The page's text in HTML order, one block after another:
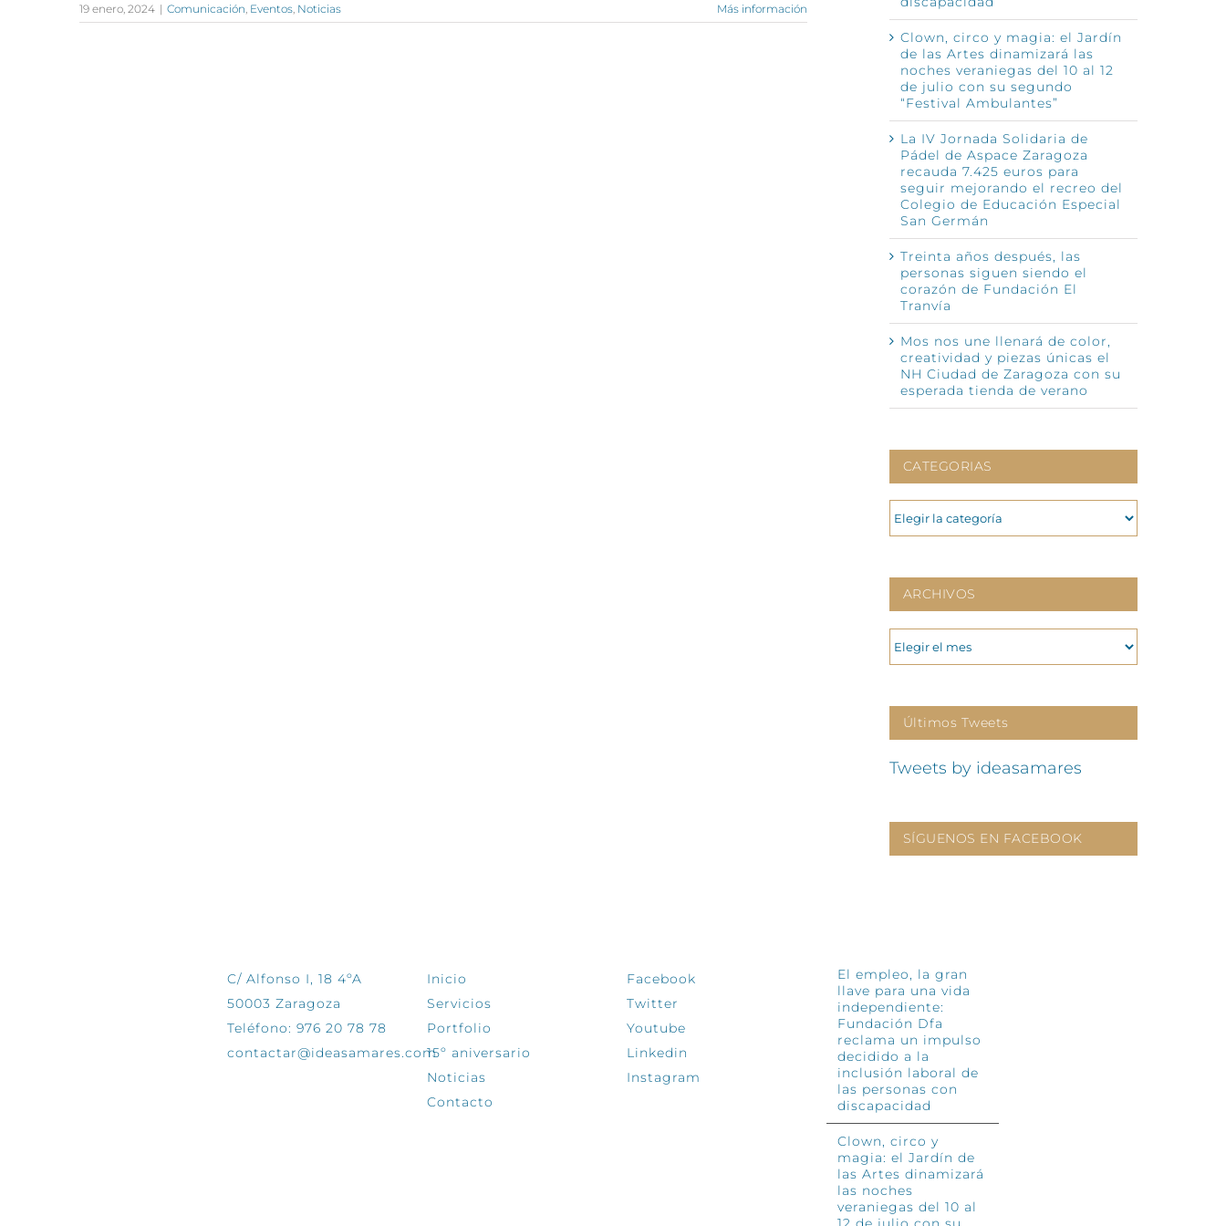
19 enero, 2024 | Comunicación, Eventos, Noticias Más información
Clown, circo y magia: el Jardín
de las Artes dinamizará las
noches veraniegas del 10 al 12
de julio con su segundo
“Festival Ambulantes”
La IV Jornada Solidaria de
Pádel de Aspace Zaragoza
recauda 7.425 euros para
seguir mejorando el recreo del
Colegio de Educación Especial
San Germán
Treinta años después, las
personas siguen siendo el
corazón de Fundación El
Tranvía
Mos nos une llenará de color,
creatividad y piezas únicas el
NH Ciudad de Zaragoza con su
esperada tienda de verano
CATEGORIAS
CATEGORIAS
ARCHIVOS
ARCHIVOS
Últimos Tweets
Tweets by ideasamares
SÍGUENOS EN FACEBOOK
C/ Alfonso I, 18 4ºA
50003 Zaragoza
Teléfono: 976 20 78 78
contactar@ideasamares.com
Inicio
Servicios
Portfolio
15º aniversario
Noticias
Contacto
Facebook
Twitter
Youtube
Linkedin
Instagram
El empleo, la gran
llave para una vida
independiente:
Fundación Dfa
reclama un impulso
decidido a la
inclusión laboral de
las personas con
discapacidad
Clown, circo y
magia: el Jardín de
las Artes dinamizará
las noches
veraniegas del 10 al